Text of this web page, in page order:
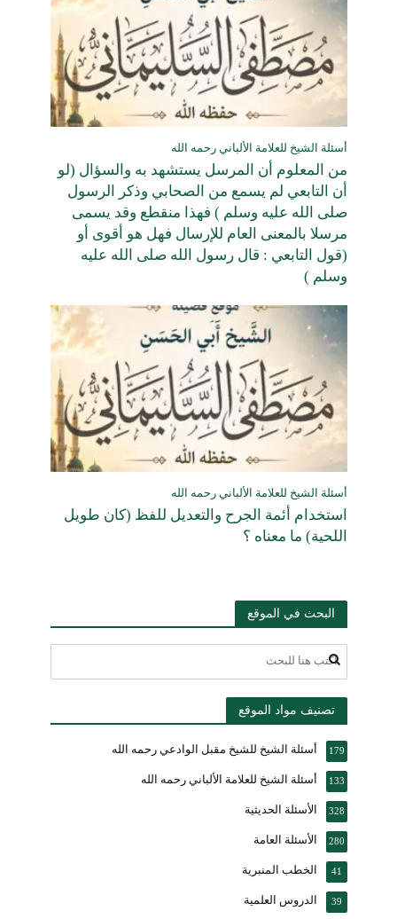
أسئلة الشيخ للعلامة الألباني رحمه الله
من المعلوم أن المرسل يستشهد به والسؤال (لو
أن التابعي لم يسمع من الصحابي وذكر الرسول
صلى الله عليه وسلم ) فهذا منقطع وقد يسمى
مرسلا بالمعنى العام للإرسال فهل هو أقوى أو
(قول التابعي : قال رسول الله صلى الله عليه
وسلم )
أسئلة الشيخ للعلامة الألباني رحمه الله
استخدام أئمة الجرح والتعديل للفظ (كان طويل
اللحية) ما معناه ؟
البحث في الموقع
تصنيف مواد الموقع
أسئلة الشيخ للشيخ مقبل الوادعي رحمه الله 179
أسئلة الشيخ للعلامة الألباني رحمه الله 133
الأسئلة الحديثية 328
الأسئلة العامة 280
الخطب المنبرية 41
الدروس العلمية 39